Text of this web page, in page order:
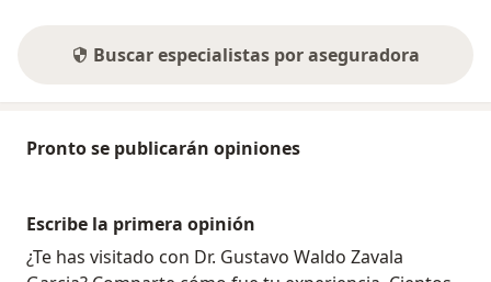
Buscar especialistas por aseguradora
Pronto se publicarán opiniones
Escribe la primera opinión
¿Te has visitado con Dr. Gustavo Waldo Zavala